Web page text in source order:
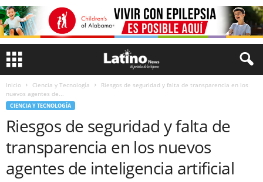
Inicio Ciencia y Tecnología
Riesgos de seguridad y falta de transparencia en los
nuevos agentes de...
CIENCIA Y TECNOLOGÍA
Riesgos de seguridad y falta de
transparencia en los nuevos
agentes de inteligencia artificial